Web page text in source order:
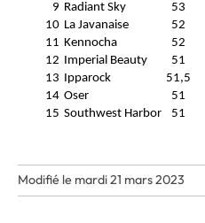
9 Radiant Sky 53
10 La Javanaise 52
11 Kennocha 52
12 Imperial Beauty 51
13 Ipparock 51,5
14 Oser 51
15 Southwest Harbor 51
Modifié le mardi 21 mars 2023